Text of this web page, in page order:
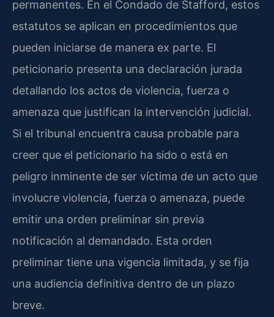
permanentes. En el Condado de Stafford, estos
estatutos se aplican en procedimientos que
pueden iniciarse de manera ex parte. El
peticionario presenta una declaración jurada
detallando los actos de violencia, fuerza o
amenaza que justifican la intervención judicial.
Si el tribunal encuentra causa probable para
creer que el peticionario ha sido o está en
peligro inminente de ser víctima de un acto que
involucre violencia, fuerza o amenaza, puede
emitir una orden preliminar sin previa
notificación al demandado. Esta orden
preliminar tiene una vigencia limitada, y se fija
una audiencia definitiva dentro de un plazo
breve.